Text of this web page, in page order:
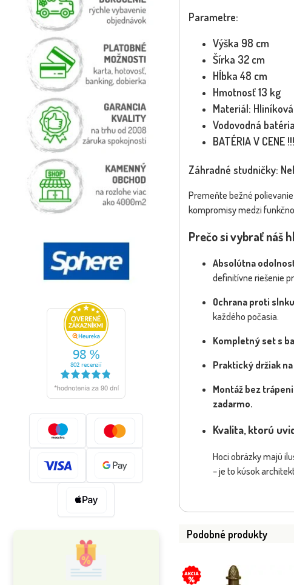
Parametre:
Výška 98 cm
Šírka 32 cm
Hĺbka 48 cm
Hmotnosť 13 kg
Materiál:
Vodovodná
BATÉRIA V CENE !!!
Záhradné studničky:
Premeňte bežné
kompromisy medzi
Prečo si vybrať náš
Absolútna
definitívne riešenie
Ochrana proti
každého počasia.
Kompletný set s
Praktický držiak
Montáž bez
zadarmo.
Kvalita, ktorú
Hoci obrázky majú
– je to kúsok
Podobné produkty